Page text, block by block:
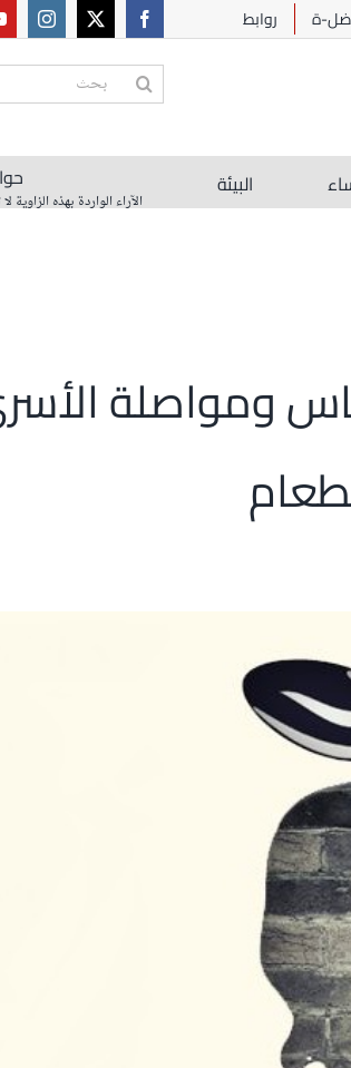
ة روابط
البحث
البيئة
الآراء الواردة بهذه
ومواصلة